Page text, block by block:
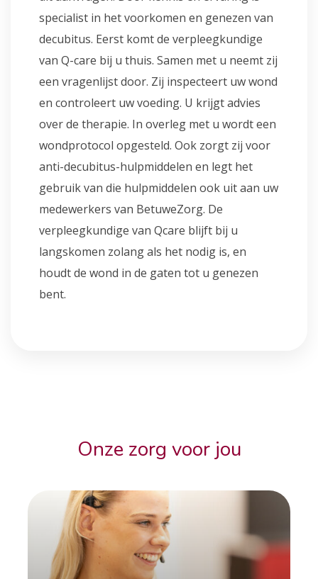
specialist in het voorkomen en genezen van
decubitus. Eerst komt de verpleegkundige
van Q-care bij u thuis. Samen met u neemt zij
een vragenlijst door. Zij inspecteert uw wond
en controleert uw voeding. U krijgt advies
over de therapie. In overleg met u wordt een
wondprotocol opgesteld. Ook zorgt zij voor
anti-decubitus-hulpmiddelen en legt het
gebruik van die hulpmiddelen ook uit aan uw
medewerkers van BetuweZorg. De
verpleegkundige van Qcare blijft bij u
langskomen zolang als het nodig is, en
houdt de wond in de gaten tot u genezen
bent.
Onze zorg voor jou